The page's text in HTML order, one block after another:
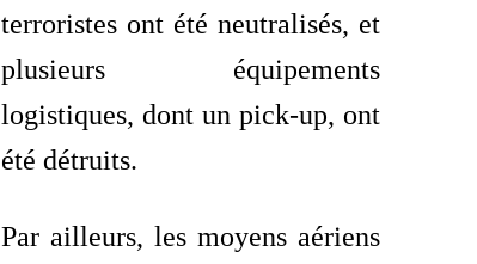
terroristes ont été neutralisés, et
plusieurs équipements
logistiques, dont un pick-up, ont
été détruits.
Par ailleurs, les moyens aériens